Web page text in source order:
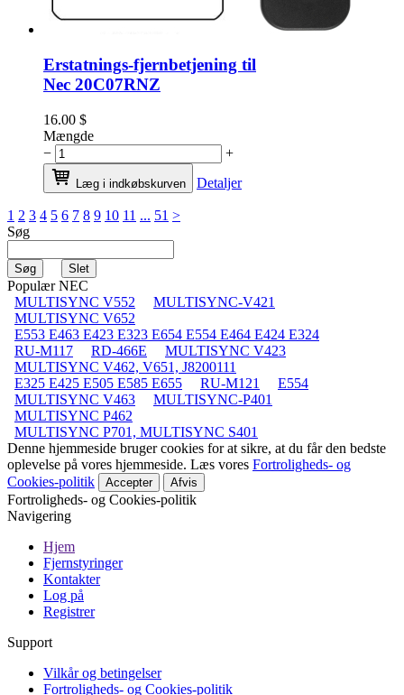
Erstatnings-fjernbetjening til
Nec 20C07RNZ
16.00 $
Mængde
−
+
Læg i indkøbskurven Detaljer
1 2 3 4 5 6 7 8 9 10 11 ... 51 >
Søg
Populær NEC
MULTISYNC V552
MULTISYNC-V421
MULTISYNC V652
E553 E463 E423 E323 E654 E554 E464 E424 E324
RU-M117
RD-466E
MULTISYNC V423
MULTISYNC V462, V651, J8200111
E325 E425 E505 E585 E655
RU-M121
E554
MULTISYNC V463
MULTISYNC-P401
MULTISYNC P462
MULTISYNC P701, MULTISYNC S401
Denne hjemmeside bruger cookies for at sikre, at du får den bedste
oplevelse på vores hjemmeside. Læs vores Fortroligheds- og
Cookies-politik
Accepter Afvis
Fortroligheds- og Cookies-politik
Navigering
Hjem
Fjernstyringer
Kontakter
Log på
Registrer
Support
Vilkår og betingelser
Fortroligheds- og Cookies-politik